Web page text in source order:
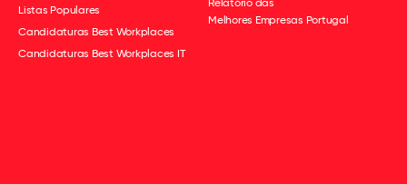
Listas Populares
Candidaturas Best Workplaces
Candidaturas Best Workplaces IT
Relatório das
Melhores Empresas Portugal